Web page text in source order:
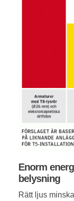
Enorm
belysning
Rätt ljus